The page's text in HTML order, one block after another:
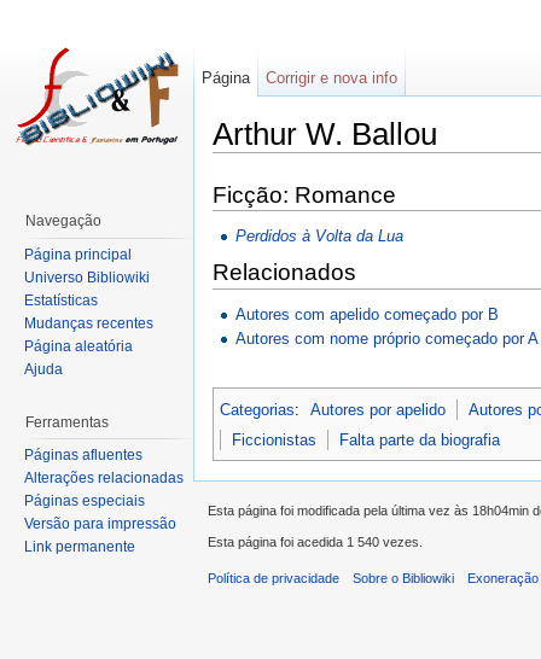
Arthur W. Ballou
Ficção: Romance
Perdidos à Volta da Lua
Relacionados
Autores com apelido começado por B
Autores com nome próprio começado por A
Categorias: Autores por apelido
Autores
Ficcionistas
Falta parte da biografia
Página Corrigir e nova info
Navegação
Página principal
Universo Bibliowiki
Estatísticas
Mudanças recentes
Página aleatória
Ajuda
Ferramentas
Páginas afluentes
Alterações relacionadas
Páginas especiais
Versão para impressão
Link permanente
Esta página foi modificada pela última vez às 18h04min
Esta página foi acedida 1 540 vezes.
Política de privacidade Sobre o Bibliowiki